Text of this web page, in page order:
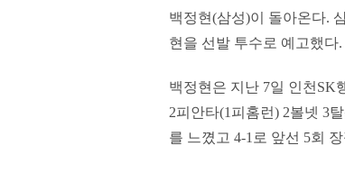
백정현(삼성)이 돌아온다.
현을 선발 투수로 예고했다.
백정현은 지난 7일 인천SK
2피안타(1피홈런) 2볼넷 3
를 느꼈고 4-1로 앞선 5회